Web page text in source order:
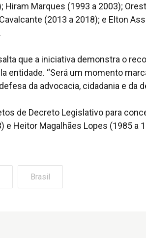
Hiram Marques (1993 a 2003);
(2013 a 2018); e Elton
que a iniciativa demonstra o
entidade. “Será um momento
da advocacia, cidadania e da
de Decreto Legislativo para
e Heitor Magalhães Lopes (1985 a
Brasil